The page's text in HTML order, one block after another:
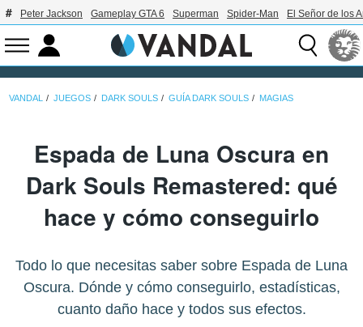
Peter Jackson Gameplay GTA 6 Superman Spider-Man El Señor de los
VANDAL JUEGOS DARK SOULS GUÍA DARK SOULS MAGIAS
Espada de Luna Oscura en
Dark Souls Remastered: qué
hace y cómo conseguirlo
Todo lo que necesitas saber sobre Espada de Luna
Oscura. Dónde y cómo conseguirlo, estadísticas,
cuanto daño hace y todos sus efectos.